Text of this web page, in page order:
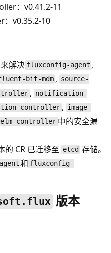
：v0.41.2-11
v0.35.2-10
解决 fluxconfig-agent ,
bit-mdm , source-
, notification-
controller , image-
controller 中的安全漏
的 CR 已迁移至 etcd 存储。
和 fluxconfig-
版本